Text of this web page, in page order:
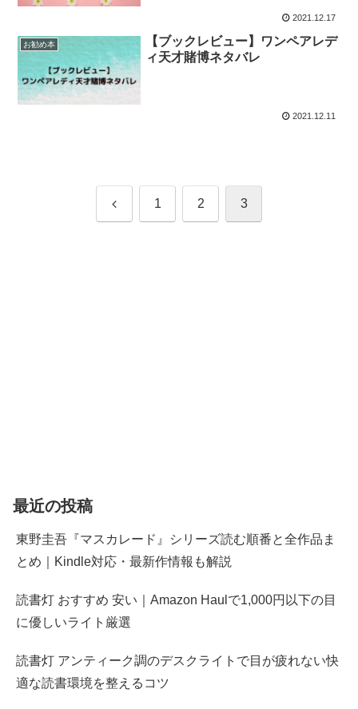
2021.12.17
お勧め本
【ブックレビュー】ワンペアレデ
ィ天才賭博ネタバレ
2021.12.11
前 1 2 3
最近の投稿
東野圭吾『マスカレード』シリーズ読む順番と全作品ま
とめ｜Kindle対応・最新作情報も解説
読書灯 おすすめ 安い｜Amazon Haulで1,000円以下の目
に優しいライト厳選
読書灯 アンティーク調のデスクライトで目が疲れない快
適な読書環境を整えるコツ